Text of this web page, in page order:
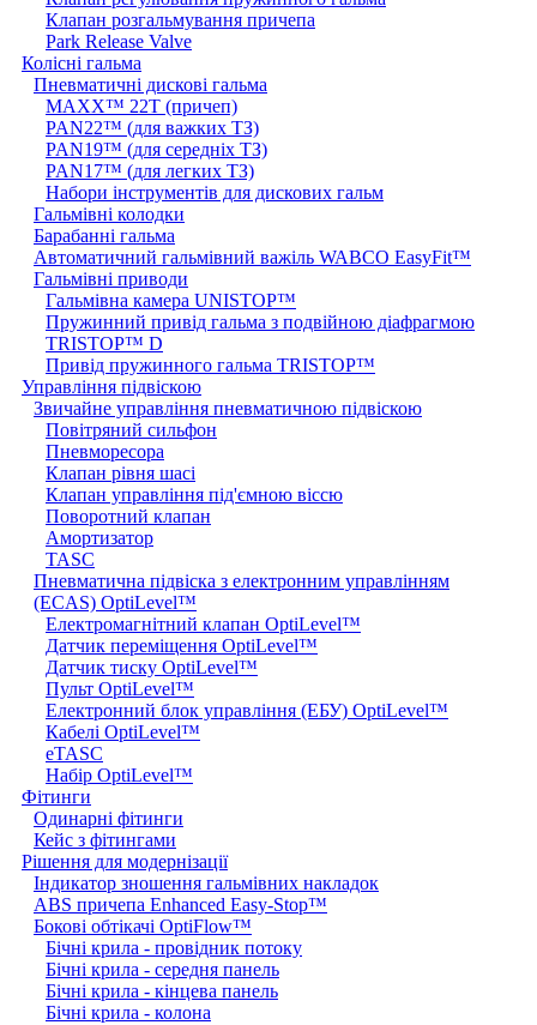
Клапан розгальмування причепа
Park Release Valve
Колісні гальма
Пневматичні дискові гальма
MAXX™ 22T (причеп)
PAN22™ (для важких ТЗ)
PAN19™ (для середніх ТЗ)
PAN17™ (для легких ТЗ)
Набори інструментів для дискових гальм
Гальмівні колодки
Барабанні гальма
Автоматичний гальмівний важіль WABCO EasyFit™
Гальмівні приводи
Гальмівна камера UNISTOP™
Пружинний привід гальма з подвійною діафрагмою
TRISTOP™ D
Привід пружинного гальма TRISTOP™
Управління підвіскою
Звичайне управління пневматичною підвіскою
Повітряний сильфон
Пневморесора
Клапан рівня шасі
Клапан управління під'ємною віссю
Поворотний клапан
Амортизатор
TASC
Пневматична підвіска з електронним управлінням
(ECAS) OptiLevel™
Електромагнітний клапан OptiLevel™
Датчик переміщення OptiLevel™
Датчик тиску OptiLevel™
Пульт OptiLevel™
Електронний блок управління (ЕБУ) OptiLevel™
Кабелі OptiLevel™
eTASC
Набір OptiLevel™
Фітинги
Одинарні фітинги
Кейс з фітингами
Рішення для модернізації
Індикатор зношення гальмівних накладок
ABS причепа Enhanced Easy-Stop™
Бокові обтікачі OptiFlow™
Бічні крила - провідник потоку
Бічні крила - середня панель
Бічні крила - кінцева панель
Бічні крила - колона